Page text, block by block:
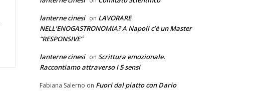
lanterne cinesi on LAVORARE
NELL’ENOGASTRONOMIA? A Napoli c’è un Master
“RESPONSIVE”
lanterne cinesi on Scrittura emozionale.
Raccontiamo attraverso i 5 sensi
Fabiana Salerno on Fuori dal piatto con Dario